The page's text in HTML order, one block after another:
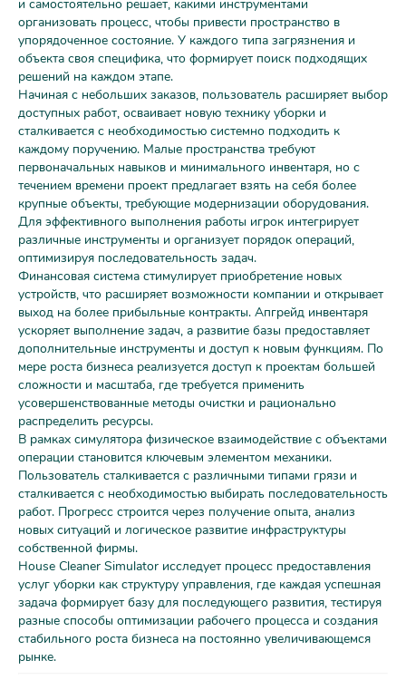
и самостоятельно решает, какими инструментами
организовать процесс, чтобы привести пространство в
упорядоченное состояние. У каждого типа загрязнения и
объекта своя специфика, что формирует поиск подходящих
решений на каждом этапе.
Начиная с небольших заказов, пользователь расширяет выбор
доступных работ, осваивает новую технику уборки и
сталкивается с необходимостью системно подходить к
каждому поручению. Малые пространства требуют
первоначальных навыков и минимального инвентаря, но с
течением времени проект предлагает взять на себя более
крупные объекты, требующие модернизации оборудования.
Для эффективного выполнения работы игрок интегрирует
различные инструменты и организует порядок операций,
оптимизируя последовательность задач.
Финансовая система стимулирует приобретение новых
устройств, что расширяет возможности компании и открывает
выход на более прибыльные контракты. Апгрейд инвентаря
ускоряет выполнение задач, а развитие базы предоставляет
дополнительные инструменты и доступ к новым функциям. По
мере роста бизнеса реализуется доступ к проектам большей
сложности и масштаба, где требуется применить
усовершенствованные методы очистки и рационально
распределить ресурсы.
В рамках симулятора физическое взаимодействие с объектами
операции становится ключевым элементом механики.
Пользователь сталкивается с различными типами грязи и
сталкивается с необходимостью выбирать последовательность
работ. Прогресс строится через получение опыта, анализ
новых ситуаций и логическое развитие инфраструктуры
собственной фирмы.
House Cleaner Simulator исследует процесс предоставления
услуг уборки как структуру управления, где каждая успешная
задача формирует базу для последующего развития, тестируя
разные способы оптимизации рабочего процесса и создания
стабильного роста бизнеса на постоянно увеличивающемся
рынке.